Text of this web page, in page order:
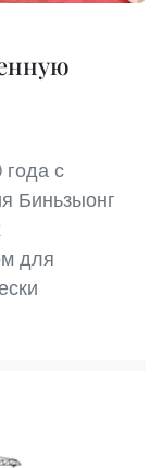
года с
Биньзыонг
для